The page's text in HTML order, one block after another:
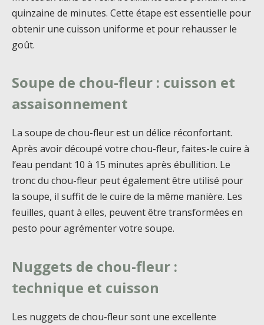
quinzaine de minutes. Cette étape est essentielle pour
obtenir une cuisson uniforme et pour rehausser le
goût.
Soupe de chou-fleur : cuisson et
assaisonnement
La soupe de chou-fleur est un délice réconfortant.
Après avoir découpé votre chou-fleur, faites-le cuire à
l’eau pendant 10 à 15 minutes après ébullition. Le
tronc du chou-fleur peut également être utilisé pour
la soupe, il suffit de le cuire de la même manière. Les
feuilles, quant à elles, peuvent être transformées en
pesto pour agrémenter votre soupe.
Nuggets de chou-fleur :
technique et cuisson
Les nuggets de chou-fleur sont une excellente